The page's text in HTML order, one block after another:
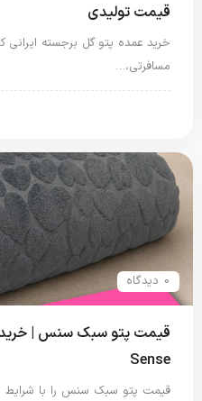
قیمت تولیدی
خرید عمده پتو گل برجسته ایرانی
مسافرتی،…
0 دیدگاه
قیمت پتو سبک سنس |
Sense
قیمت پتو سبک سنس را با